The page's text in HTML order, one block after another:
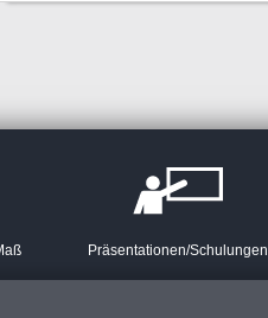
Präsentationen/Schulungen